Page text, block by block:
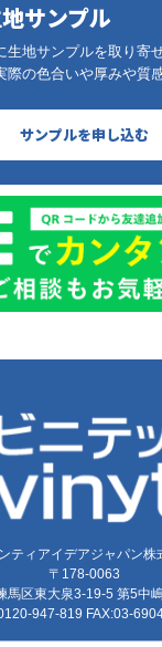
サンプル
生地サンプルを取り寄
際の色合いや厚みや質
サンプルを申し込む
ティアイデアジャパン株
〒178-0063
馬区東大泉3-19-5 第5中
947-819 FAX:03-